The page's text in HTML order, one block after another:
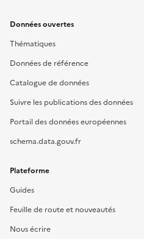
Données ouvertes
Thématiques
Données de référence
Catalogue de données
Suivre les publications des données
Portail des données européennes
schema.data.gouv.fr
Plateforme
Guides
Feuille de route et nouveautés
Nous écrire